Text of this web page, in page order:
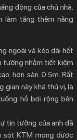
động của chủ nhà.
làm tăng thêm năng
ngoài và kéo dài hết
tường nhằm tiết kiệm
hơn sàn 0.5m. Rất
gian này khá thú vị, là
hồ bơi rộng bên
tin tưởng của anh đã
sót KTM mong được